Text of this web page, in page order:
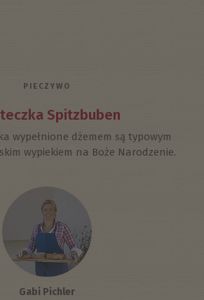
PIECZYWO
Spitzbuben
wypełnione dżemem są typowym
wypiekiem na Boże Narodzenie.
Gabi Pichler